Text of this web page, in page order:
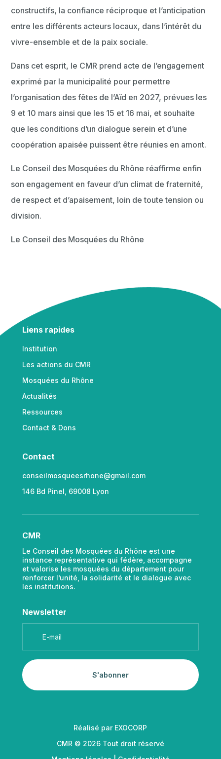
constructifs, la confiance réciproque et l’anticipation
entre les différents acteurs locaux, dans l’intérêt du
vivre-ensemble et de la paix sociale.
Dans cet esprit, le CMR prend acte de l’engagement
exprimé par la municipalité pour permettre
l’organisation des fêtes de l’Aïd en 2027, prévues les
9 et 10 mars ainsi que les 15 et 16 mai, et souhaite
que les conditions d’un dialogue serein et d’une
coopération apaisée puissent être réunies en amont.
Le Conseil des Mosquées du Rhône réaffirme enfin
son engagement en faveur d’un climat de fraternité,
de respect et d’apaisement, loin de toute tension ou
division.
Le Conseil des Mosquées du Rhône
Liens rapides
Institution
Les actions du CMR
Mosquées du Rhône
Actualités
Ressources
Contact & Dons
Contact
conseilmosqueesrhone@gmail.com
146 Bd Pinel, 69008 Lyon
CMR
Le Conseil des Mosquées du Rhône est une
instance représentative qui fédère, accompagne
et valorise les mosquées du département pour
renforcer l’unité, la solidarité et le dialogue avec
les institutions.
Newsletter
S'abonner
Réalisé par EXOCORP
CMR © 2026 Tout droit réservé